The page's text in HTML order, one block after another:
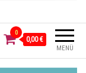
MENÜ
0
0,00 €